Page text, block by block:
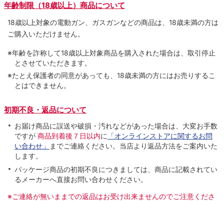
年齢制限（18歳以上）商品について
18歳以上対象の電動ガン、ガスガンなどの商品は、18歳未満の方は
ご購入いただけません。
※年齢を詐称して18歳以上対象商品を購入された場合は、取引停止
とさせていただきます。
※たとえ保護者の同意があっても、18歳未満の方にはお売りするこ
とはできません。
初期不良・返品について
お届け商品に誤送や破損・汚れなどがあった場合は、大変お手数
ですが 商品到着後７日以内に 「オンラインストアに関するお問
い合わせ」
までご連絡ください。当店より返品方法をご案内いた
します。
パッケージ商品の初期不良につきましては、商品に記載されてい
るメーカーへ直接お問い合わせください。
※ご連絡が無いままでの返品はお受け出来ませんのでご注意くださ